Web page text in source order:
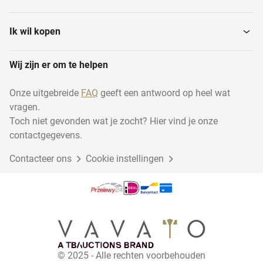
Polijstmachines
afwerkingsmachines
Ik wil kopen
Wij zijn er om te helpen
Onze uitgebreide FAQ geeft een antwoord op heel wat
vragen.
Toch niet gevonden wat je zocht? Hier vind je onze
contactgegevens.
Contacteer ons Cookie instellingen
© 2025 - Alle rechten voorbehouden